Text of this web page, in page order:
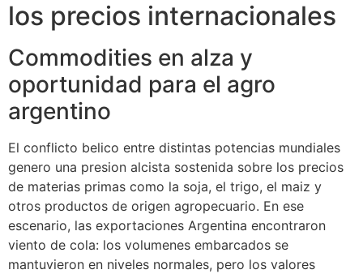
los precios internacionales
Commodities en alza y
oportunidad para el agro
argentino
El conflicto belico entre distintas potencias mundiales
genero una presion alcista sostenida sobre los precios
de materias primas como la soja, el trigo, el maiz y
otros productos de origen agropecuario. En ese
escenario, las exportaciones Argentina encontraron
viento de cola: los volumenes embarcados se
mantuvieron en niveles normales, pero los valores